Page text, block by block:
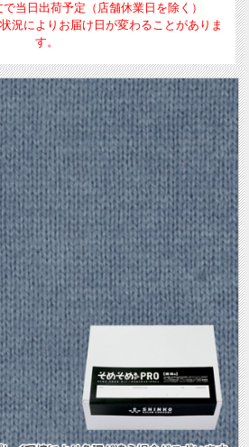
当日出荷予定（店舗休業日を除く）
況によりお届け日が変わることがありま
す。